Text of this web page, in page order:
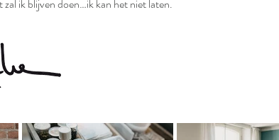
zal ik blijven doen…ik kan het niet laten.